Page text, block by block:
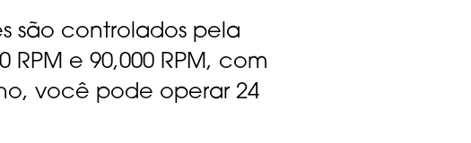
são controlados pela
e 90,000 RPM, com
você pode operar 24